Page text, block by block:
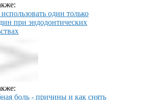
один только
при эндодонтических
боль - причины и как снять